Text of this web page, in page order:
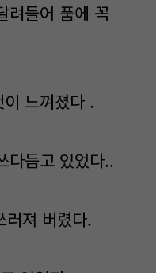
려들어 품에 꼭
느껴졌다 .
다듬고 있었다..
러져 버렸다.